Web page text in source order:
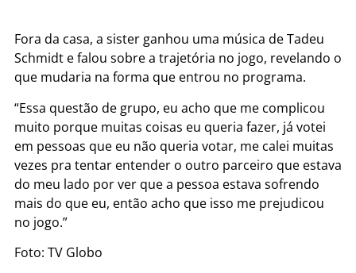
Fora da casa, a sister ganhou uma música de Tadeu
Schmidt e falou sobre a trajetória no jogo, revelando o
que mudaria na forma que entrou no programa.
“Essa questão de grupo, eu acho que me complicou
muito porque muitas coisas eu queria fazer, já votei
em pessoas que eu não queria votar, me calei muitas
vezes pra tentar entender o outro parceiro que estava
do meu lado por ver que a pessoa estava sofrendo
mais do que eu, então acho que isso me prejudicou
no jogo.”
Foto: TV Globo